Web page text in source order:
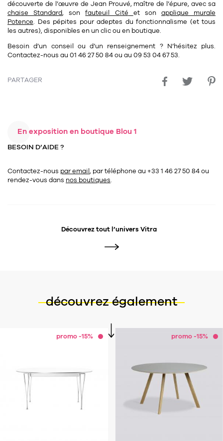
découverte de l’œuvre de Jean Prouvé, maître de l’épure, avec sa
chaise Standard, sonfauteuil Cité et son applique murale
Potence. Des pépites pour adeptes du fonctionnalisme (et tous
les autres), disponibles en un clic ou en boutique.
Besoin d’un conseil ou d’un renseignement ? N’hésitez plus.
Contactez-nous au 01 46 27 50 84ou au 09 53 04 67 53.
PARTAGER
En exposition en boutique Blou 1
BESOIN D’AIDE ?
Contactez-nous par email, par téléphone au +33 1 46 27 50 84ou
rendez-vous dans nos boutiques.
Découvrez tout l’univers Vitra
découvrez également
promo -15% promo -15%